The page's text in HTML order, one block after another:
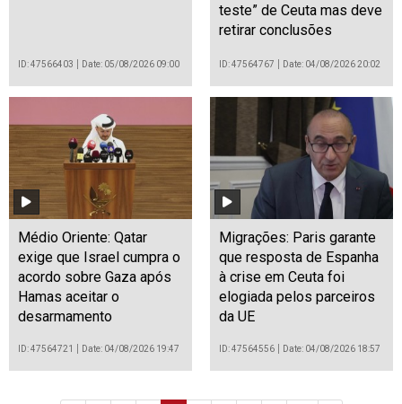
ID: 47566403 Date: 05/08/2026 09:00
teste” de Ceuta mas deve
retirar conclusões
ID: 47564767 Date: 04/08/2026 20:02
Médio Oriente: Qatar
exige que Israel cumpra o
acordo sobre Gaza após
Hamas aceitar o
desarmamento
ID: 47564721 Date: 04/08/2026 19:47
Migrações: Paris garante
que resposta de Espanha
à crise em Ceuta foi
elogiada pelos parceiros
da UE
ID: 47564556 Date: 04/08/2026 18:57